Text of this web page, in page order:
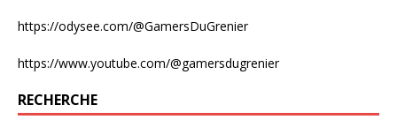
https://odysee.com/@GamersDuGrenier
https://www.youtube.com/@gamersdugrenier
RECHERCHE